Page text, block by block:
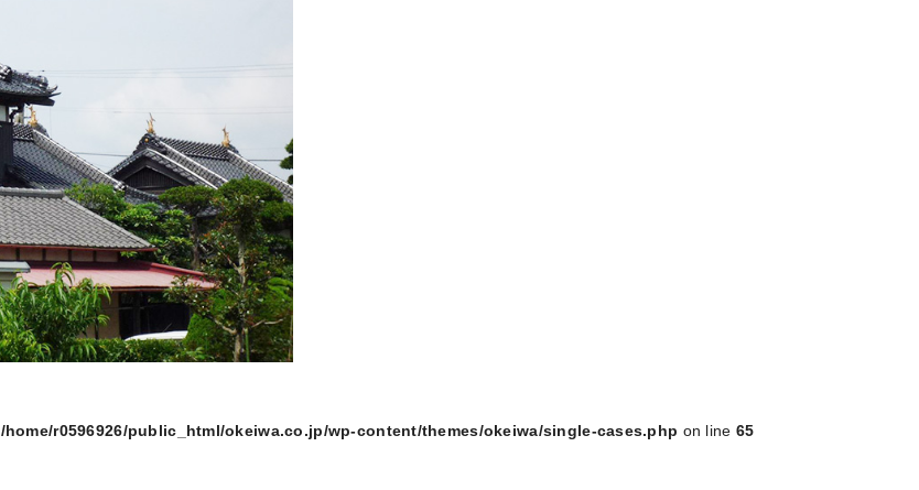
/home/r0596926/public_html/okeiwa.co.jp/wp-content/themes/okeiwa/single-cases.php on line 65